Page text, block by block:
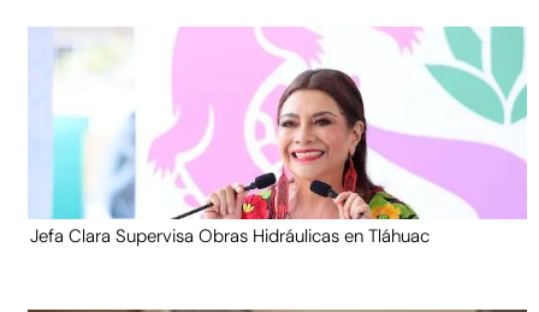
Jefa Clara Supervisa Obras Hidráulicas en Tláhuac